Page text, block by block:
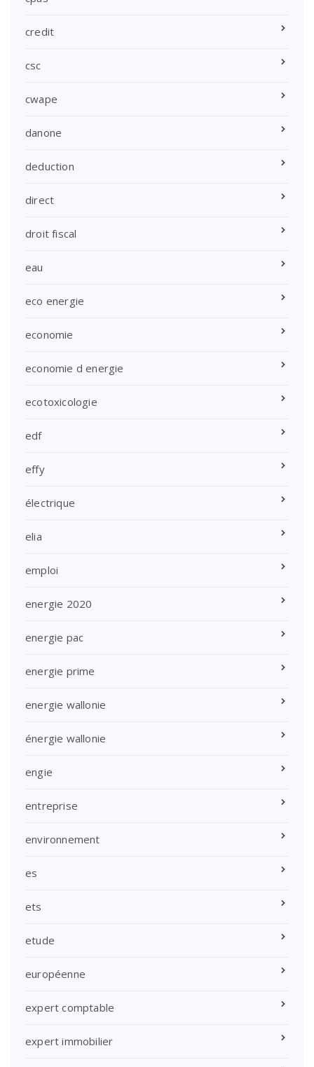
credit
csc
cwape
danone
deduction
direct
droit fiscal
eau
eco energie
economie
economie d energie
ecotoxicologie
edf
effy
électrique
elia
emploi
energie 2020
energie pac
energie prime
energie wallonie
énergie wallonie
engie
entreprise
environnement
es
ets
etude
européenne
expert comptable
expert immobilier